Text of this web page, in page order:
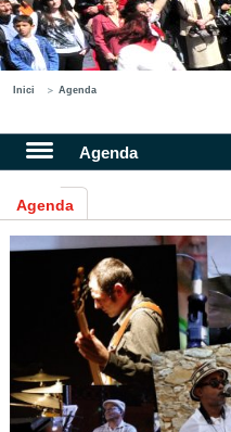
Inici Agenda
Agenda
Agenda